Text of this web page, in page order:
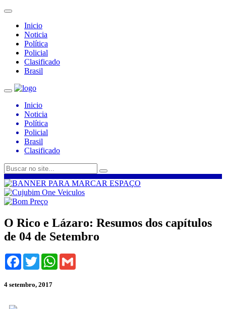
Inicio
Noticia
Política
Policial
Clasificado
Brasil
Inicio
Noticia
Política
Policial
Brasil
Clasificado
O Rico e Lázaro: Resumos dos capítulos
de 04 de Setembro
Facebook
TwitterWhatsApp
4 setembro, 2017